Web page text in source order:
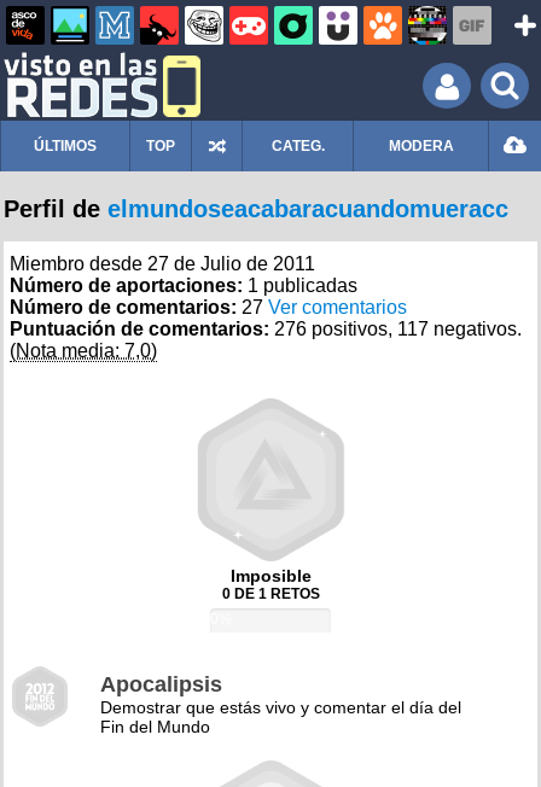
ÚLTIMOS TOP CATEG. MODERA
Perfil de elmundoseacabaracuandomueracc
Miembro desde 27 de Julio de 2011
Número de aportaciones: 1 publicadas
Número de comentarios: 27 Ver comentarios
Puntuación de comentarios: 276 positivos, 117 negativos.
(Nota media: 7,0)
Imposible
0 DE 1 RETOS
Apocalipsis
Demostrar que estás vivo y comentar el día del
Fin del Mundo